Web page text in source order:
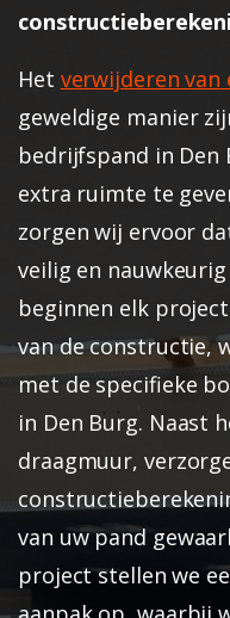
Het verwijderen van
geweldige manier
bedrijfspand in Den
extra ruimte te
zorgen wij ervoor
veilig en
beginnen elk
van de constructie,
met de specifieke
in Den Burg. Naast
draagmuur,
van uw pand
project stellen we